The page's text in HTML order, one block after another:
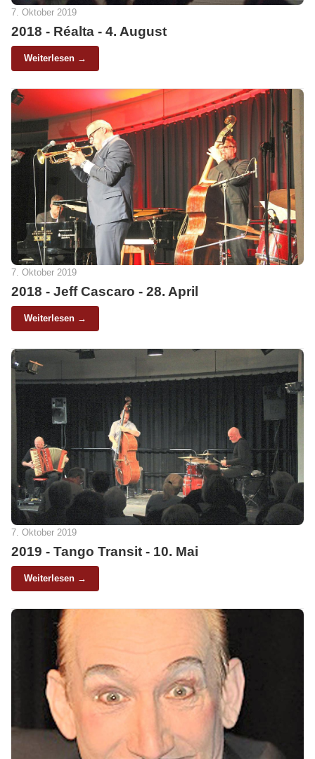
7. Oktober 2019
2018 - Réalta - 4. August
Weiterlesen →
7. Oktober 2019
2018 - Jeff Cascaro - 28. April
Weiterlesen →
7. Oktober 2019
2019 - Tango Transit - 10. Mai
Weiterlesen →